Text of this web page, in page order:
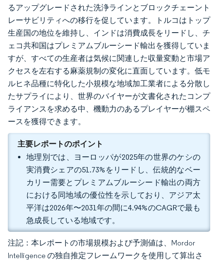
るアップグレードされた洗浄ラインとブロックチェーント
レーサビリティへの移行を促しています。トルコはトップ
生産国の地位を維持し、インドは消費成長をリードし、チ
ェコ共和国はプレミアムブルーシード輸出を獲得していま
すが、すべての生産者は気候に関連した収量変動と市場ア
クセスを左右する麻薬規制の変化に直面しています。低モ
ルヒネ品種に特化した小規模な地域加工業者による分散し
たサプライにより、世界のバイヤーが文書化されたコンプ
ライアンスを求める中、機動力のあるプレイヤーが棚スペ
ースを獲得できます。
主要レポートのポイント
地理別では、ヨーロッパが2025年の世界のケシの
実消費シェアの51.73%をリードし、伝統的なベー
カリー需要とプレミアムブルーシード輸出の両方
における同地域の優位性を示しており、アジア太
平洋は2026年〜2031年の間に4.94%のCAGRで最も
急成長している地域です。
注記：本レポートの市場規模および予測値は、Mordor
Intelligence の独自推定フレームワークを使用して算出さ